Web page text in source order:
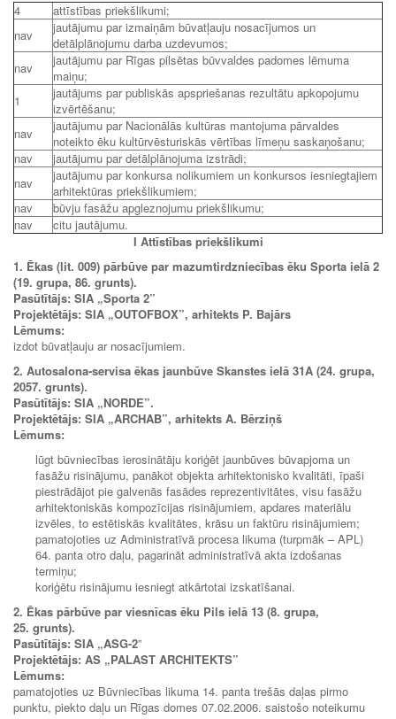
4
attīstības priekšlikumi;
nav
jautājumu par izmaiņām būvatļauju nosacījumos un
detālplānojumu darba uzdevumos;
nav
jautājumu par Rīgas pilsētas būvvaldes padomes lēmuma
maiņu;
1
jautājums par publiskās apspriešanas rezultātu apkopojumu
izvērtēšanu;
nav
jautājumu par Nacionālās kultūras mantojuma pārvaldes
noteikto ēku kultūrvēsturiskās vērtības līmeņu saskaņošanu;
nav
jautājumu par detālplānojuma izstrādi;
nav
jautājumu par konkursa nolikumiem un konkursos iesniegtajiem
arhitektūras priekšlikumiem;
nav
būvju fasāžu apgleznojumu priekšlikumu;
nav
citu jautājumu.
I Attīstības priekšlikumi
1. Ēkas (lit. 009) pārbūve par mazumtirdzniecības ēku Sporta ielā 2
(19. grupa, 86. grunts).
Pasūtītājs: SIA „Sporta 2”
Projektētājs: SIA „OUTOFBOX”, arhitekts P. Bajārs
Lēmums:
izdot būvatļauju ar nosacījumiem.
2. Autosalona-servisa ēkas jaunbūve Skanstes ielā 31A (24. grupa,
2057. grunts).
Pasūtītājs: SIA „NORDE”.
Projektētājs: SIA „ARCHAB”, arhitekts A. Bērziņš
Lēmums:
lūgt būvniecības ierosinātāju koriģēt jaunbūves būvapjoma un
fasāžu risinājumu, panākot objekta arhitektonisko kvalitāti, īpaši
piestrādājot pie galvenās fasādes reprezentivitātes, visu fasāžu
arhitektoniskās kompozīcijas risinājumiem, apdares materiālu
izvēles, to estētiskās kvalitātes, krāsu un faktūru risinājumiem;
pamatojoties uz Administratīvā procesa likuma (turpmāk – APL)
64. panta otro daļu, pagarināt administratīvā akta izdošanas
termiņu;
koriģētu risinājumu iesniegt atkārtotai izskatīšanai.
2. Ēkas pārbūve par viesnīcas ēku Pils ielā 13 (8. grupa,
25. grunts).
Pasūtītājs: SIA „ASG-2”
Projektētājs: AS „PALAST ARCHITEKTS”
Lēmums:
pamatojoties uz Būvniecības likuma 14. panta trešās daļas pirmo
punktu, piekto daļu un Rīgas domes 07.02.2006. saistošo noteikumu